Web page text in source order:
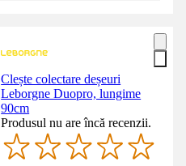
Clește colectare deșeuri
Leborgne Duopro, lungime
90cm
Produsul nu are încă recenzii.